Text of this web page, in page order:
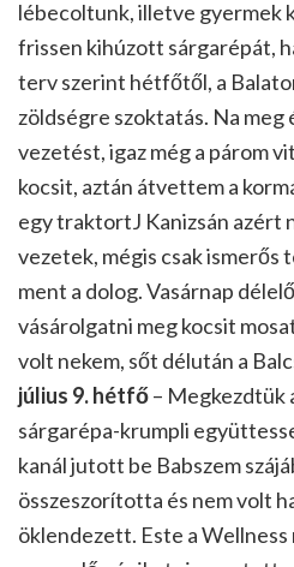
lébecoltunk, illetve gyermek
frissen kihúzott sárgarépát,
terv szerint hétfőtől, a
zöldségre szoktatás. Na meg
vezetést, igaz még a párom
kocsit, aztán átvettem a
egy traktortJ Kanizsán azért
vezetek, mégis csak ismerős
ment a dolog. Vasárnap
vásárolgatni meg kocsit
volt nekem, sőt délután a
július 9. hétfő– Megkezdtük
sárgarépa-krumpli
kanál jutott be Babszem
összeszorította és nem volt
öklendezett. Este a Wellness